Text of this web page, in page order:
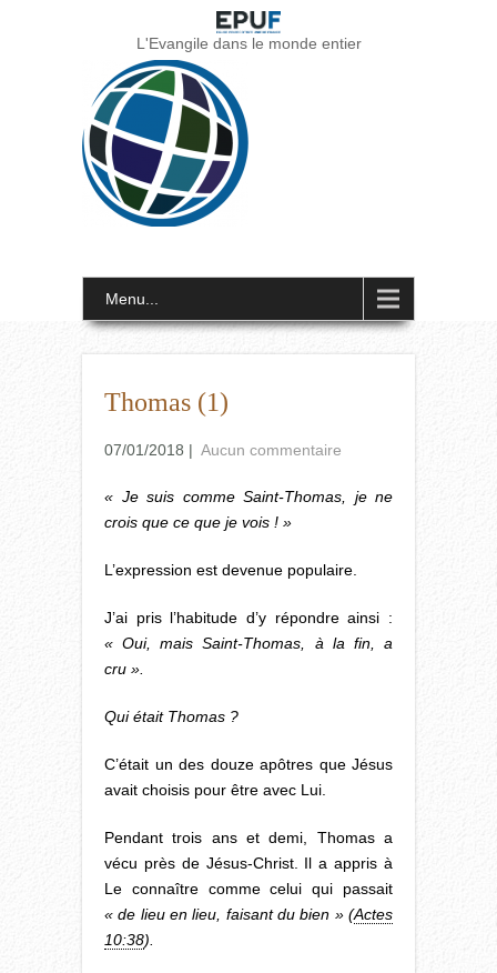
L'Evangile dans le monde entier
Menu...
Thomas (1)
07/01/2018 | Aucun commentaire
« Je suis comme Saint-Thomas, je ne
crois que ce que je vois ! »
L’expression est devenue populaire.
J’ai pris l’habitude d’y répondre ainsi :
« Oui, mais Saint-Thomas, à la fin, a
cru ».
Qui était Thomas ?
C’était un des douze apôtres que Jésus
avait choisis pour être avec Lui.
Pendant trois ans et demi, Thomas a
vécu près de Jésus-Christ. Il a appris à
Le connaître comme celui qui passait
« de lieu en lieu, faisant du bien » (Actes
10:38).